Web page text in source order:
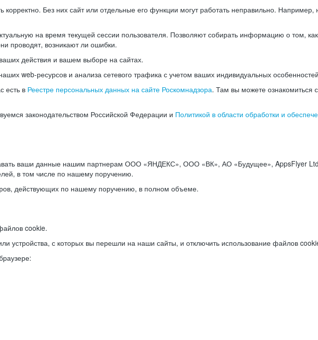
Без них сайт или отдельные его функции могут работать неправильно.
на время текущей сессии пользователя. Позволяют собирать информацию о том,
проводят, возникают ли ошибки.
действия и вашем выборе на сайтах.
web-ресурсов и анализа сетевого трафика с учетом ваших индивидуальных
есть в Реестре персональных данных на сайте Роскомнадзора. Там вы можете ознакомиться
законодательством Российской Федерации и Политикой в области обработки и
ваши данные нашим партнерам ООО «ЯНДЕКС», ООО «ВК», АО «Будущее», AppsFlyer
в том числе по нашему поручению.
действующих по нашему поручению, в полном объеме.
cookie.
устройства, с которых вы перешли на наши сайты, и отключить использование файлов